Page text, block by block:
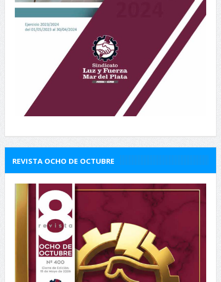
REVISTA OCHO DE OCTUBRE